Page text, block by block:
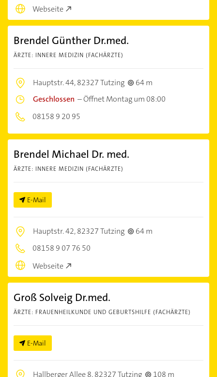
Webseite
Brendel Günther Dr.med.
ÄRZTE: INNERE MEDIZIN (FACHÄRZTE)
Hauptstr. 44,82327 Tutzing
64 m
Geschlossen –Öffnet Montag um 08:00
08158 9 20 95
Brendel Michael Dr. med.
ÄRZTE: INNERE MEDIZIN (FACHÄRZTE)
E-Mail
Hauptstr. 42,82327 Tutzing
64 m
08158 9 07 76 50
Webseite
Groß Solveig Dr.med.
ÄRZTE: FRAUENHEILKUNDE UND GEBURTSHILFE (FACHÄRZTE)
E-Mail
Hallberger Allee 8,82327 Tutzing 108 m